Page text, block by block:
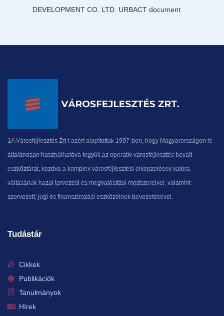
DEVELOPMENT CO. LTD. URBACT document
1A Városfejlesztés Zrt-t azért alapítottuk 1997-ben, hogy Magyarországon is
általánosan használhatóvá tegyük az operatív városfejlesztés bevált
eszköztárát, kezdve a komplex városfejlesztési elképzelések valóra
váltásának hazai tervezési és megvalósítási módszereivel, valamint
szervezeti, jogi és finanszírozási eszközeinek bevezetésével.
Tudástár
Cikkek
Publikációk
Tanulmányok
Hírek